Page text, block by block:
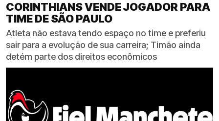
CORINTHIANS VENDE JOGADOR PARA
TIME DE SÃO PAULO
Atleta não estava tendo espaço no time e preferiu
sair para a evolução de sua carreira; Timão ainda
detém parte dos direitos econômicos